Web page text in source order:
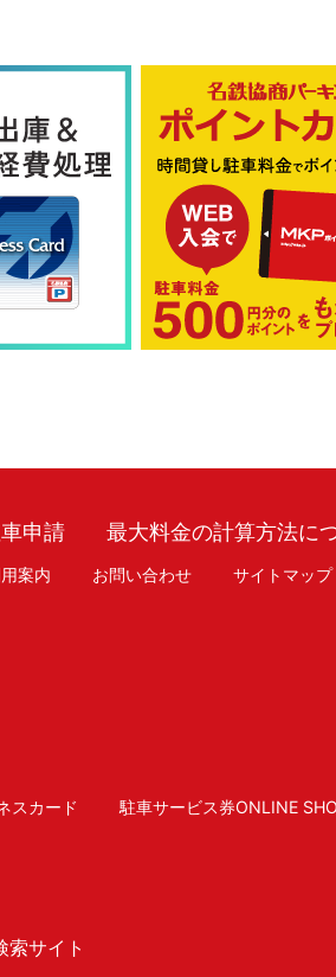
申請 最大料金の計算方法に
案内 お問い合わせ サイトマップ
スカード 駐車サービス券ONLINE
索サイト